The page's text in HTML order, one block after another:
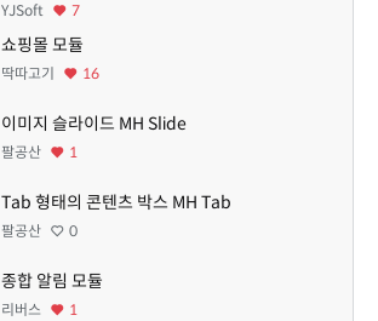
YJSoft 7
쇼핑몰 모듈
딱따고기 16
이미지 슬라이드 MH Slide
팔공산 1
Tab 형태의 콘텐츠 박스 MH Tab
팔공산 0
종합 알림 모듈
리버스 1